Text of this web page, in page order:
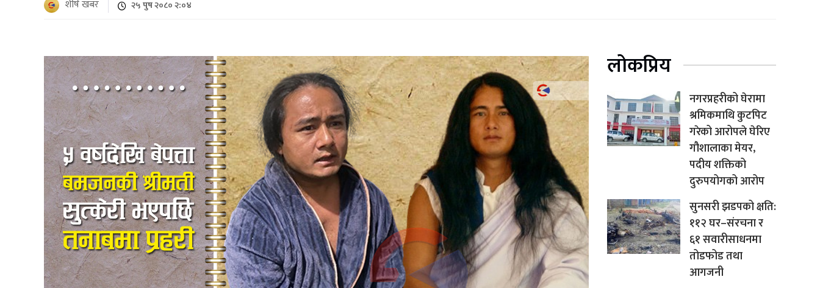
शीर्ष खबर २५ पुष २०८० २:०४
लोकप्रिय
नगरप्रहरीको घेरामा
श्रमिकमाथि कुटपिट
गरेको आरोपले घेरिए
गौशालाका मेयर,
पदीय शक्तिको
दुरुपयोगको आरोप
सुनसरी झडपको क्षति:
११२ घर–संरचना र
६१ सवारीसाधनमा
तोडफोड तथा
आगजनी